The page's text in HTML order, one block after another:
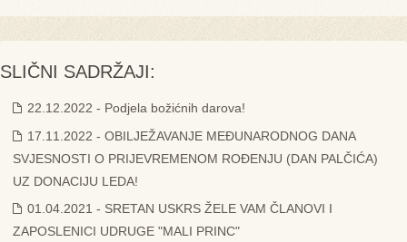
SLIČNI SADRŽAJI:
22.12.2022 - Podjela božićnih darova!
17.11.2022 - OBILJEŽAVANJE MEĐUNARODNOG DANA
SVJESNOSTI O PRIJEVREMENOM ROĐENJU (DAN PALČIĆA)
UZ DONACIJU LEDA!
01.04.2021 - SRETAN USKRS ŽELE VAM ČLANOVI I
ZAPOSLENICI UDRUGE "MALI PRINC"